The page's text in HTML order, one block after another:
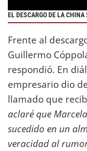
EL DESCARGO DE LA
Frente al
Guillermo
respondió. En
empresario dio
llamado que
aclaré que
sucedido en un
veracidad al